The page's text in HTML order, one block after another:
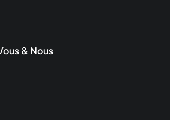
& Nous